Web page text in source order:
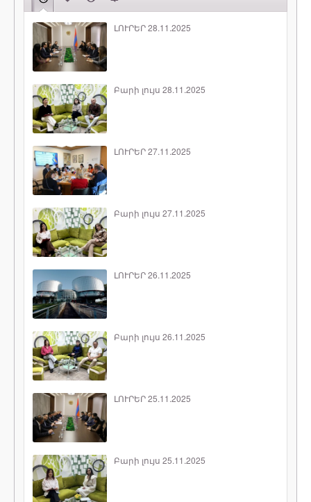
ԼՈՒՐԵՐ 28.11.2025
Բարի լույս 28.11.2025
ԼՈՒՐԵՐ 27.11.2025
Բարի լույս 27.11.2025
ԼՈՒՐԵՐ 26.11.2025
Բարի լույս 26.11.2025
ԼՈՒՐԵՐ 25.11.2025
Բարի լույս 25.11.2025